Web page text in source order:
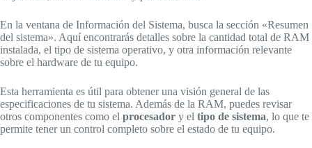
En la ventana de Información del Sistema, busca la sección «Resumen
del sistema». Aquí encontrarás detalles sobre la cantidad total de RAM
instalada, el tipo de sistema operativo, y otra información relevante
sobre el hardware de tu equipo.
Esta herramienta es útil para obtener una visión general de las
especificaciones de tu sistema. Además de la RAM, puedes revisar
otros componentes como el procesador y el tipo de sistema, lo que te
permite tener un control completo sobre el estado de tu equipo.